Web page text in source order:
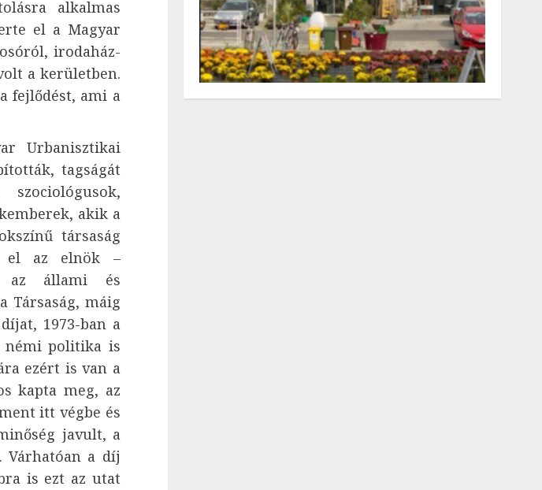
alkalmas
el a Magyar
irodaház-
a kerületben.
fejlődést, ami a
Urbanisztikai
tagságát
akik a
társaság
el az elnök –
az állami és
Társaság, máig
1973-ban a
némi politika is
ezért is van a
kapta meg, az
itt végbe és
javult, a
Várhatóan a díj
is ezt az utat